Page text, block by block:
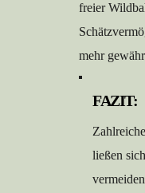
freier
mehr
FAZIT:
ließen